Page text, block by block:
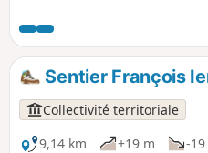
que lui procurent les vallées de
Charente et de la Soloire,
depuis longtemps élevé des
symboliques : dolmens,
abbayes, châteaux et logis,
constructions étant d'une
particulièrement soignée.
Sentier François
Collectivité territoriale
9,14 km
+19 m
-